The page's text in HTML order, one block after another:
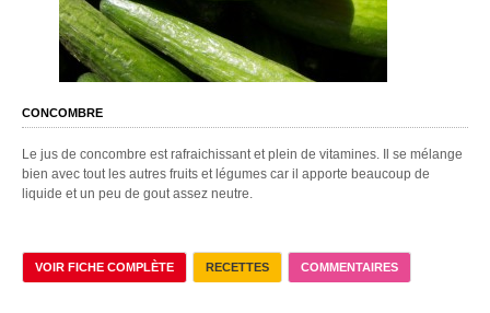
CONCOMBRE
Le jus de concombre est rafraichissant et plein de vitamines. Il se mélange
bien avec tout les autres fruits et légumes car il apporte beaucoup de
liquide et un peu de gout assez neutre.
VOIR FICHE COMPLÈTE RECETTES COMMENTAIRES